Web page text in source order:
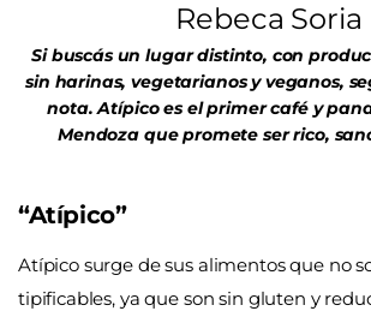
Rebeca Soria
Si buscás un lugar distinto, con
sin harinas, vegetarianos y veganos,
nota. Atípico es el primer café y
Mendoza que promete ser rico,
“Atípico”
Atípico surge de sus alimentos que no
tipificables, ya que son sin gluten y